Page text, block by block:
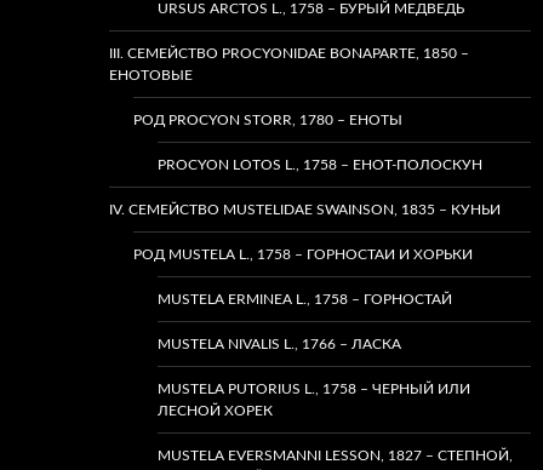
URSUS ARCTOS L., 1758 – БУРЫЙ МЕДВЕДЬ
III. СЕМЕЙСТВО PROCYONIDAE BONAPARTE, 1850 –
ЕНОТОВЫЕ
РОД PROCYON STORR, 1780 – ЕНОТЫ
PROCYON LOTOS L., 1758 – ЕНОТ-ПОЛОСКУН
IV. СЕМЕЙСТВО MUSTELIDAE SWAINSON, 1835 – КУНЬИ
РОД MUSTELA L., 1758 – ГОРНОСТАИ И ХОРЬКИ
MUSTELA ERMINEA L., 1758 – ГОРНОСТАЙ
MUSTELA NIVALIS L., 1766 – ЛАСКА
MUSTELA PUTORIUS L., 1758 – ЧЕРНЫЙ ИЛИ
ЛЕСНОЙ ХОРЕК
MUSTELA EVERSMANNI LESSON, 1827 – СТЕПНОЙ,